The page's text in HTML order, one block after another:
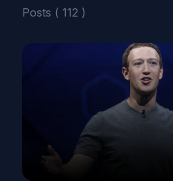
Posts ( 112 )